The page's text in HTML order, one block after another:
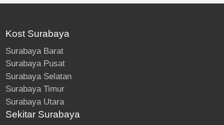
Kost Surabaya
Surabaya Barat
Surabaya Pusat
Surabaya Selatan
Surabaya Timur
Surabaya Utara
Sekitar Surabaya